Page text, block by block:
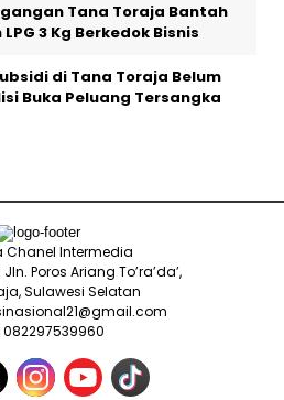
Tana Toraja Bantah
3 Kg Berkedok Bisnis
di Tana Toraja Belum
Buka Peluang Tersangka
Chanel Intermedia
Poros Ariang To’ra’da’,
Sulawesi Selatan
082297539960